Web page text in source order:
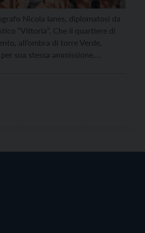
Nicola Ianes, diplomatosi da
“Vittoria”. Che il quartiere di
all’ombra di torre Verde,
sua stessa ammissione.